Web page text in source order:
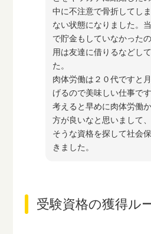
中に不注意で骨折してし
ない状態になりました。
で貯金もしていなかった
用は友達に借りるなどし
た。
肉体労働は２０代ですと
げるので美味しい仕事で
考えると早めに肉体労働
方が良いなと思いまして
そうな資格を探して社会
きました。
受験資格の獲得ル